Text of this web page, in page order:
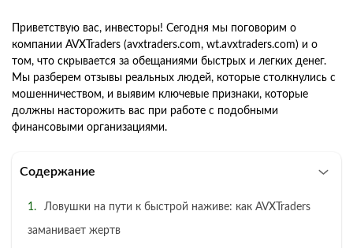
Приветствую вас, инвесторы! Сегодня мы поговорим о
компании AVXTraders (avxtraders.com, wt.avxtraders.com) и о
том, что скрывается за обещаниями быстрых и легких денег.
Мы разберем отзывы реальных людей, которые столкнулись с
мошенничеством, и выявим ключевые признаки, которые
должны насторожить вас при работе с подобными
финансовыми организациями.
Содержание
Ловушки на пути к быстрой наживе: как AVXTraders
заманивает жертв